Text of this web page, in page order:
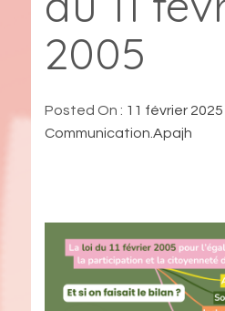
2005
Posted On : 11 février 2025
Communication.Apajh